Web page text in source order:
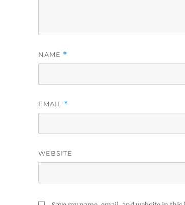
NAME *
EMAIL *
WEBSITE